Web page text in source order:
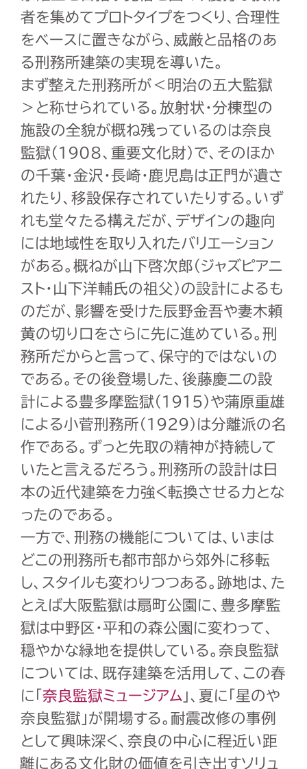
者を集めてプロトタイプをつくり、合理性
をベースに置きながら、威厳と品格のあ
る刑務所建築の実現を導いた。
まず整えた刑務所が＜明治の五大監獄
＞と称せられている。放射状・分棟型の
施設の全貌が概ね残っているのは奈良
監獄（1908、重要文化財）で、そのほか
の千葉・金沢・長崎・鹿児島は正門が遺さ
れたり、移設保存されていたりする。いず
れも堂々たる構えだが、デザインの趣向
には地域性を取り入れたバリエーション
がある。概ねが山下啓次郎（ジャズピアニ
スト・山下洋輔氏の祖父）の設計によるも
のだが、影響を受けた辰野金吾や妻木頼
黄の切り口をさらに先に進めている。刑
務所だからと言って、保守的ではないの
である。その後登場した、後藤慶二の設
計による豊多摩監獄（1915）や蒲原重雄
による小菅刑務所（1929）は分離派の名
作である。ずっと先取の精神が持続して
いたと言えるだろう。刑務所の設計は日
本の近代建築を力強く転換させる力とな
ったのである。
一方で、刑務の機能については、いまは
どこの刑務所も都市部から郊外に移転
し、スタイルも変わりつつある。跡地は、た
とえば大阪監獄は扇町公園に、豊多摩監
獄は中野区・平和の森公園に変わって、
穏やかな緑地を提供している。奈良監獄
については、既存建築を活用して、この春
に「 奈良監獄ミュージアム」、夏に「星のや
奈良監獄」が開場する。耐震改修の事例
として興味深く、奈良の中心に程近い距
離にある文化財の価値を引き出すソリュ